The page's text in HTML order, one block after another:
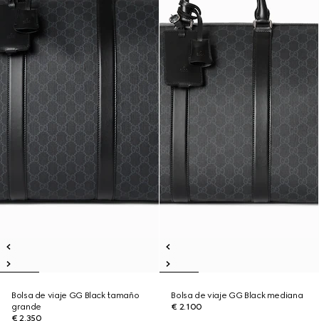
Bolsa de viaje GG Black tamaño
grande
€ 2.350
Bolsa de viaje GG Black mediana
€ 2.100